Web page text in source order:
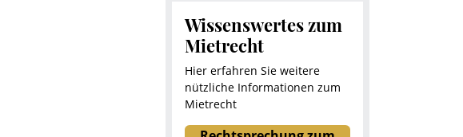
Wissenswertes zum
Mietrecht
Hier erfahren Sie weitere
nützliche Informationen zum
Mietrecht